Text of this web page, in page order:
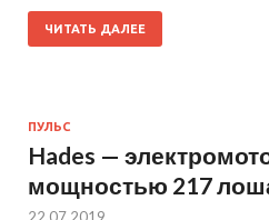
ЧИТАТЬ ДАЛЕЕ
ПУЛЬС
Hades —
мощностью 217
22.07.2019